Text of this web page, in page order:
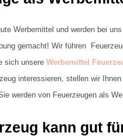
Werbemittel und werden bei
gemacht! Wir führen
sich unsere Werbemittel
interessieren, stellen wir
werden von Feuerzeugen als
kann gut